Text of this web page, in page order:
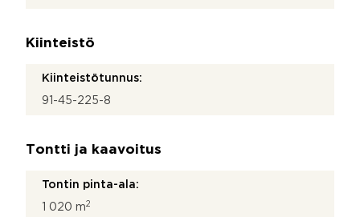
Kiinteistö
Kiinteistötunnus:
91-45-225-8
Tontti ja kaavoitus
Tontin pinta-ala:
1 020 m2